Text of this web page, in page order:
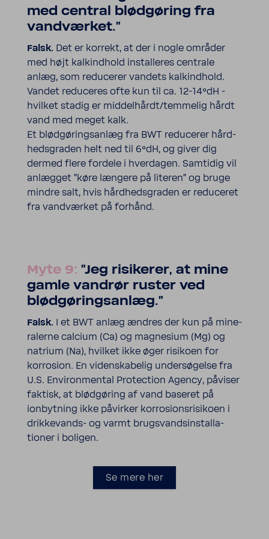
med central blød­gø­ring fra
vand­værket."
Falsk. Det er korrekt, at der i nogle områder
med højt kalkind­hold instal­leres centrale
anlæg, som redu­cerer vandets kalkind­hold.
Vandet redu­ceres ofte kun til ca. 12-14°dH -
hvilket stadig er middel­hårdt/temmelig hårdt
vand med meget kalk.
Et blød­gø­rings­anlæg fra BWT redu­cerer hård­
heds­graden helt ned til 6°dH, og giver dig
dermed flere fordele i hver­dagen. Samtidig vil
anlægget "køre længere på literen" og bruge
mindre salt, hvis hård­heds­graden er redu­ceret
fra vand­værket på forhånd.
Myte 9: "Jeg risi­kerer, at mine
gamle vandrør ruster ved
blød­gø­rings­anlæg."
Falsk. I et BWT anlæg ændres der kun på mine­
ra­lerne calcium (Ca) og magne­sium (Mg) og
natrium (Na), hvilket ikke øger risi­koen for
korro­sion. En viden­ska­belig under­sø­gelse fra
U.S. Environ­mental Protec­tion Agency, påviser
faktisk, at blød­gø­ring af vand baseret på
ionbyt­ning ikke påvirker korro­sions­ri­si­koen i
drikkevands-​ og varmt brugs­vand­s­in­stal­la­
tioner i boligen.
Se mere her